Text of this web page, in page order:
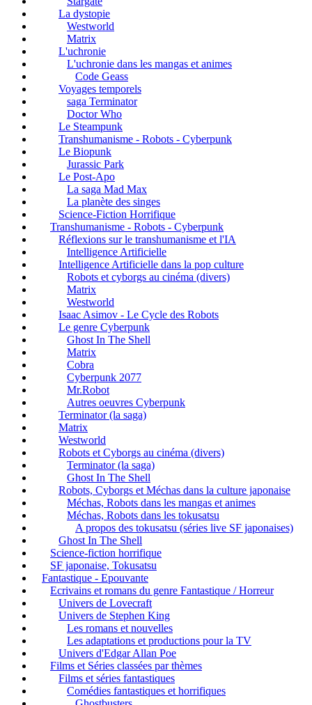
La dystopie
Westworld
Matrix
L'uchronie
L'uchronie dans les mangas et animes
Code Geass
Voyages temporels
saga Terminator
Doctor Who
Le Steampunk
Transhumanisme - Robots - Cyberpunk
Le Biopunk
Jurassic Park
Le Post-Apo
La saga Mad Max
La planète des singes
Science-Fiction Horrifique
Transhumanisme - Robots - Cyberpunk
Réflexions sur le transhumanisme et l'IA
Intelligence Artificielle
Intelligence Artificielle dans la pop culture
Robots et cyborgs au cinéma (divers)
Matrix
Westworld
Isaac Asimov - Le Cycle des Robots
Le genre Cyberpunk
Ghost In The Shell
Matrix
Cobra
Cyberpunk 2077
Mr.Robot
Autres oeuvres Cyberpunk
Terminator (la saga)
Matrix
Westworld
Robots et Cyborgs au cinéma (divers)
Terminator (la saga)
Ghost In The Shell
Robots, Cyborgs et Méchas dans la culture japonaise
Méchas, Robots dans les mangas et animes
Méchas, Robots dans les tokusatsu
A propos des tokusatsu (séries live SF japonaises)
Ghost In The Shell
Science-fiction horrifique
SF japonaise, Tokusatsu
Fantastique - Epouvante
Ecrivains et romans du genre Fantastique / Horreur
Univers de Lovecraft
Univers de Stephen King
Les romans et nouvelles
Les adaptations et productions pour la TV
Univers d'Edgar Allan Poe
Films et Séries classées par thèmes
Films et séries fantastiques
Comédies fantastiques et horrifiques